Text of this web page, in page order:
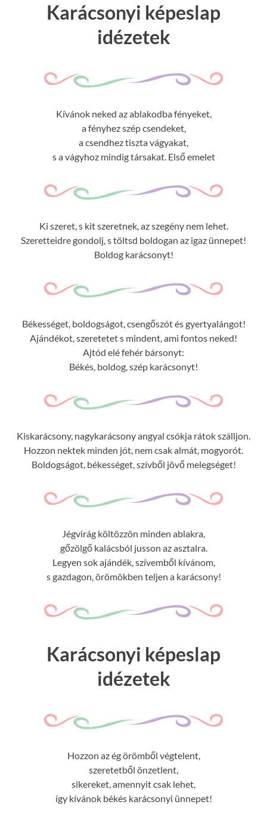
Karácsonyi képeslap
idézetek
Kívánok neked az ablakodba fényeket,
a fényhez szép csendeket,
a csendhez tiszta vágyakat,
s a vágyhoz mindig társakat. Első emelet
Ki szeret, s kit szeretnek, az szegény nem lehet.
Szeretteidre gondolj, s töltsd boldogan az igaz ünnepet!
Boldog karácsonyt!
Békességet, boldogságot, csengőszót és gyertyalángot!
Ajándékot, szeretetet s mindent, ami fontos neked!
Ajtód elé fehér bársonyt:
Békés, boldog, szép karácsonyt!
Kiskarácsony, nagykarácsony angyal csókja rátok szálljon.
Hozzon nektek minden jót, nem csak almát, mogyorót.
Boldogságot, békességet, szívből jövő melegséget!
Jégvirág költözzön minden ablakra,
gőzölgő kalácsból jusson az asztalra.
Legyen sok ajándék, szívemből kívánom,
s gazdagon, örömökben teljen a karácsony!
Karácsonyi képeslap
idézetek
Hozzon az ég örömből végtelent,
szeretetből önzetlent,
sikereket, amennyit csak lehet,
így kívánok békés karácsonyi ünnepet!